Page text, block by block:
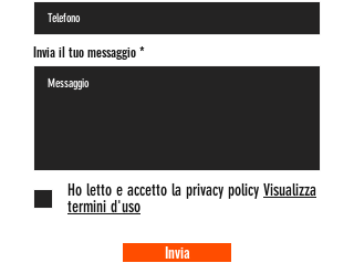
Invia il tuo messaggio
Ho letto e accetto la privacy policy Visualizza
termini d'uso
Invia